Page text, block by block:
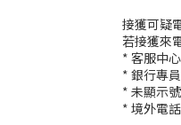
接獲可疑
若接獲來
* 客服中心
* 銀行專員
* 未顯示
* 境外電話